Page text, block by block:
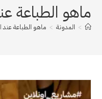
ماهو الطباعة
> المدونة > ماهو الطباعة